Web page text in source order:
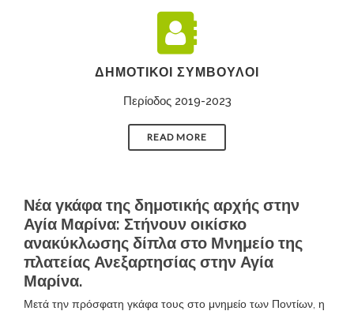
ΔΗΜΟΤΙΚΟΊ ΣΎΜΒΟΥΛΟΙ
Περίοδος 2019-2023
READ MORE
Νέα γκάφα της δημοτικής αρχής στην
Αγία Μαρίνα: Στήνουν οικίσκο
ανακύκλωσης δίπλα στο Μνημείο της
πλατείας Ανεξαρτησίας στην Αγία
Μαρίνα.
Μετά την πρόσφατη γκάφα τους στο μνημείο των Ποντίων, η